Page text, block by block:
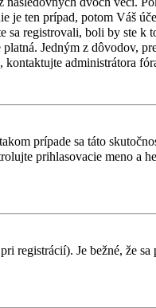
je ten prípad, potom Váš
registrovali, boli by ste
Jedným z dôvodov,
administrátora
prípade sa táto
prihlasovacie meno a
registrácií). Je bežné, že